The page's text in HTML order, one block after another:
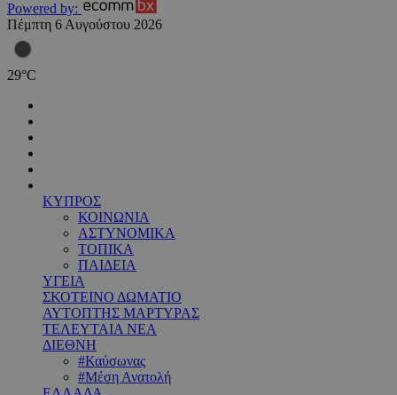
Powered by:
Πέμπτη 6 Αυγούστου 2026
29°C
ΚΥΠΡΟΣ
ΚΟΙΝΩΝΙΑ
ΑΣΤΥΝΟΜΙΚΑ
ΤΟΠΙΚΑ
ΠΑΙΔΕΙΑ
ΥΓΕΙΑ
ΣΚΟΤΕΙΝΟ ΔΩΜΑΤΙΟ
ΑΥΤΟΠΤΗΣ ΜΑΡΤΥΡΑΣ
ΤΕΛΕΥΤΑΙΑ ΝΕΑ
ΔΙΕΘΝΗ
#Καύσωνας
#Μέση Ανατολή